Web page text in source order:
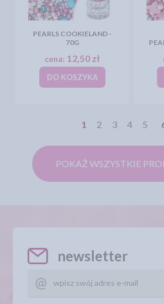
PEARLS COOKIELAND -
70G
cena: 12,50 zł
DO KOSZYKA
1 2 3 4 5
POKAŻ WSZYSTKIE
newsletter